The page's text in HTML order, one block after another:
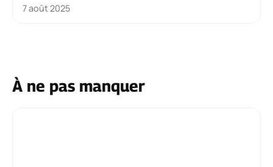
7 août 2025
À ne pas manquer